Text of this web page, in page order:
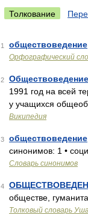
Толкование
1 обществоведение
Орфографический
2 Обществоведение
1991 год на всей
у учащихся
Википедия
3 обществоведение
синонимов: 1 •
Словарь синонимов
4
обществе,
Толковый словарь